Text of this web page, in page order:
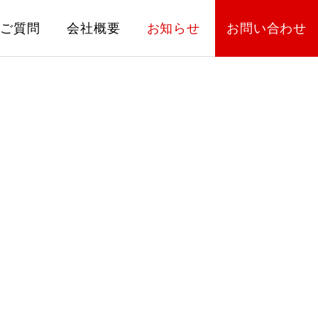
質問 会社概要 お知らせ お問い合わせ